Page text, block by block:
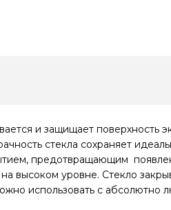
и защищает
стекла сохраняет
предотвращающим
на высоком уровне. Стекло
использовать с абсолютно